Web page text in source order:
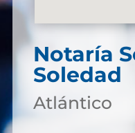
Notaría
Soledad
Atlántico